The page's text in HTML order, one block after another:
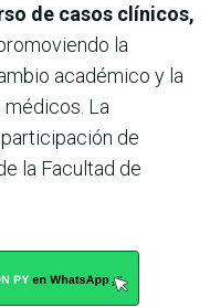
de casos clínicos,
la
académico y la
La
de
la Facultad de